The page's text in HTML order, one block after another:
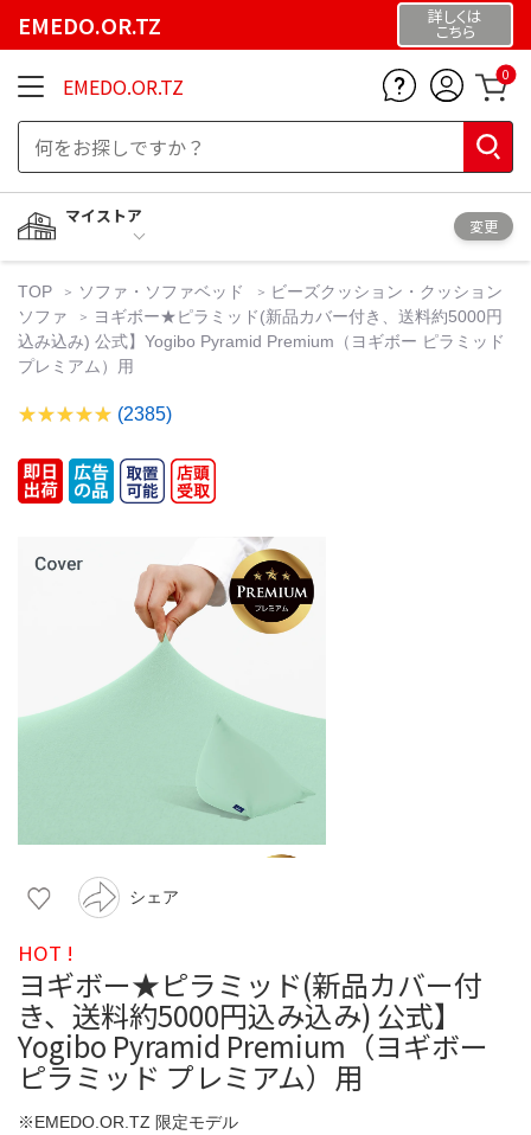
EMEDO.OR.TZ 詳しくは
こちら
EMEDO.OR.TZ 0
マイストア
変更
TOP ソファ・ソファベッド
ビーズクッション・クッション
ソファ
ヨギボー★ピラミッド(新品カバー付き、送料約5000円
込み込み) 公式】Yogibo Pyramid Premium（ヨギボー ピラミッド
プレミアム）用
(2385)
シェア
HOT !
ヨギボー★ピラミッド(新品カバー付
き、送料約5000円込み込み) 公式】
Yogibo Pyramid Premium（ヨギボー
ピラミッド プレミアム）用
※EMEDO.OR.TZ 限定モデル